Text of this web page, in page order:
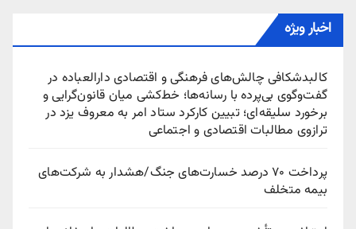
اخبار ویژه
کالبدشکافی چالش‌های فرهنگی و اقتصادی دارالعباده در
گفت‌وگوی بی‌پرده با رسانه‌ها؛ خط‌کشی میان قانون‌گرایی و
برخورد سلیقه‌ای؛ تبیین کارکرد ستاد امر به معروف یزد در
ترازوی مطالبات اقتصادی و اجتماعی
پرداخت ۷۰ درصد خسارت‌های جنگ/هشدار به شرکت‌های
بیمه متخلف